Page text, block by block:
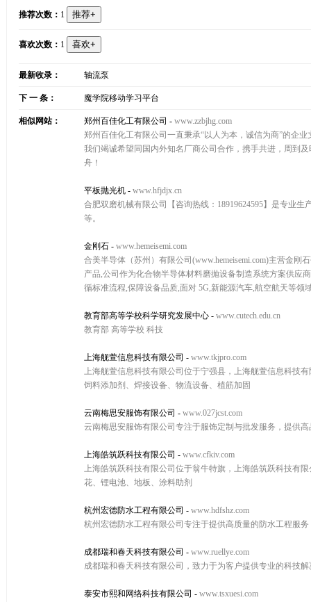
推荐次数： 1
喜欢次数： 1
最新收录： 轴流泵
下 一 条： 魔学院移动学习平台
相似网站： 郑州百佳化工有限公司 - www.zzbjhg.com
郑州百佳化工有限公司一直秉承“以人为本，诚信为商”的企
我们竭诚希望同国内外知名厂商公司合作，携手共进，周到
舟！
平板抛光机 - www.hfjdjx.cn
合肥双磨机械有限公司【咨询热线：18919624595】是专业
等。
金刚石 - www.hemeisemi.com
合美半导体（苏州）有限公司(www.hemeisemi.com)主营金
产品,公司作为化合物半导体材料磨抛设备制造系统方案供应
循标准流程,保障设备品质,面对 5G,新能源汽车,航空航天等领
教育部高等学校科学研究发展中心 - www.cutech.edu.cn
教育部 高等学校 科技
上海舰萱信息科技有限公司 - www.tkjpro.com
上海舰萱信息科技有限公司位于宁强县，上海舰萱信息科技
饲料添加剂、焊接设备、物流设备、植筋加固
云南梅思安服饰有限公司 - www.027jcst.com
云南梅思安服饰有限公司专注于服饰定制与批发服务，提供
上海皓筑跃科技有限公司 - www.cfkiv.com
上海皓筑跃科技有限公司位于翁牛特旗，上海皓筑跃科技有
花、锂电池、地板、涂料助剂
杭州宏德防水工程有限公司 - www.hdfshz.com
杭州宏德防水工程有限公司专注于提供高质量的防水工程服
成都瑞和春天科技有限公司 - www.ruellye.com
成都瑞和春天科技有限公司，致力于为客户提供专业的科技
泰安市熙和网络科技有限公司 - www.tsxuesi.com